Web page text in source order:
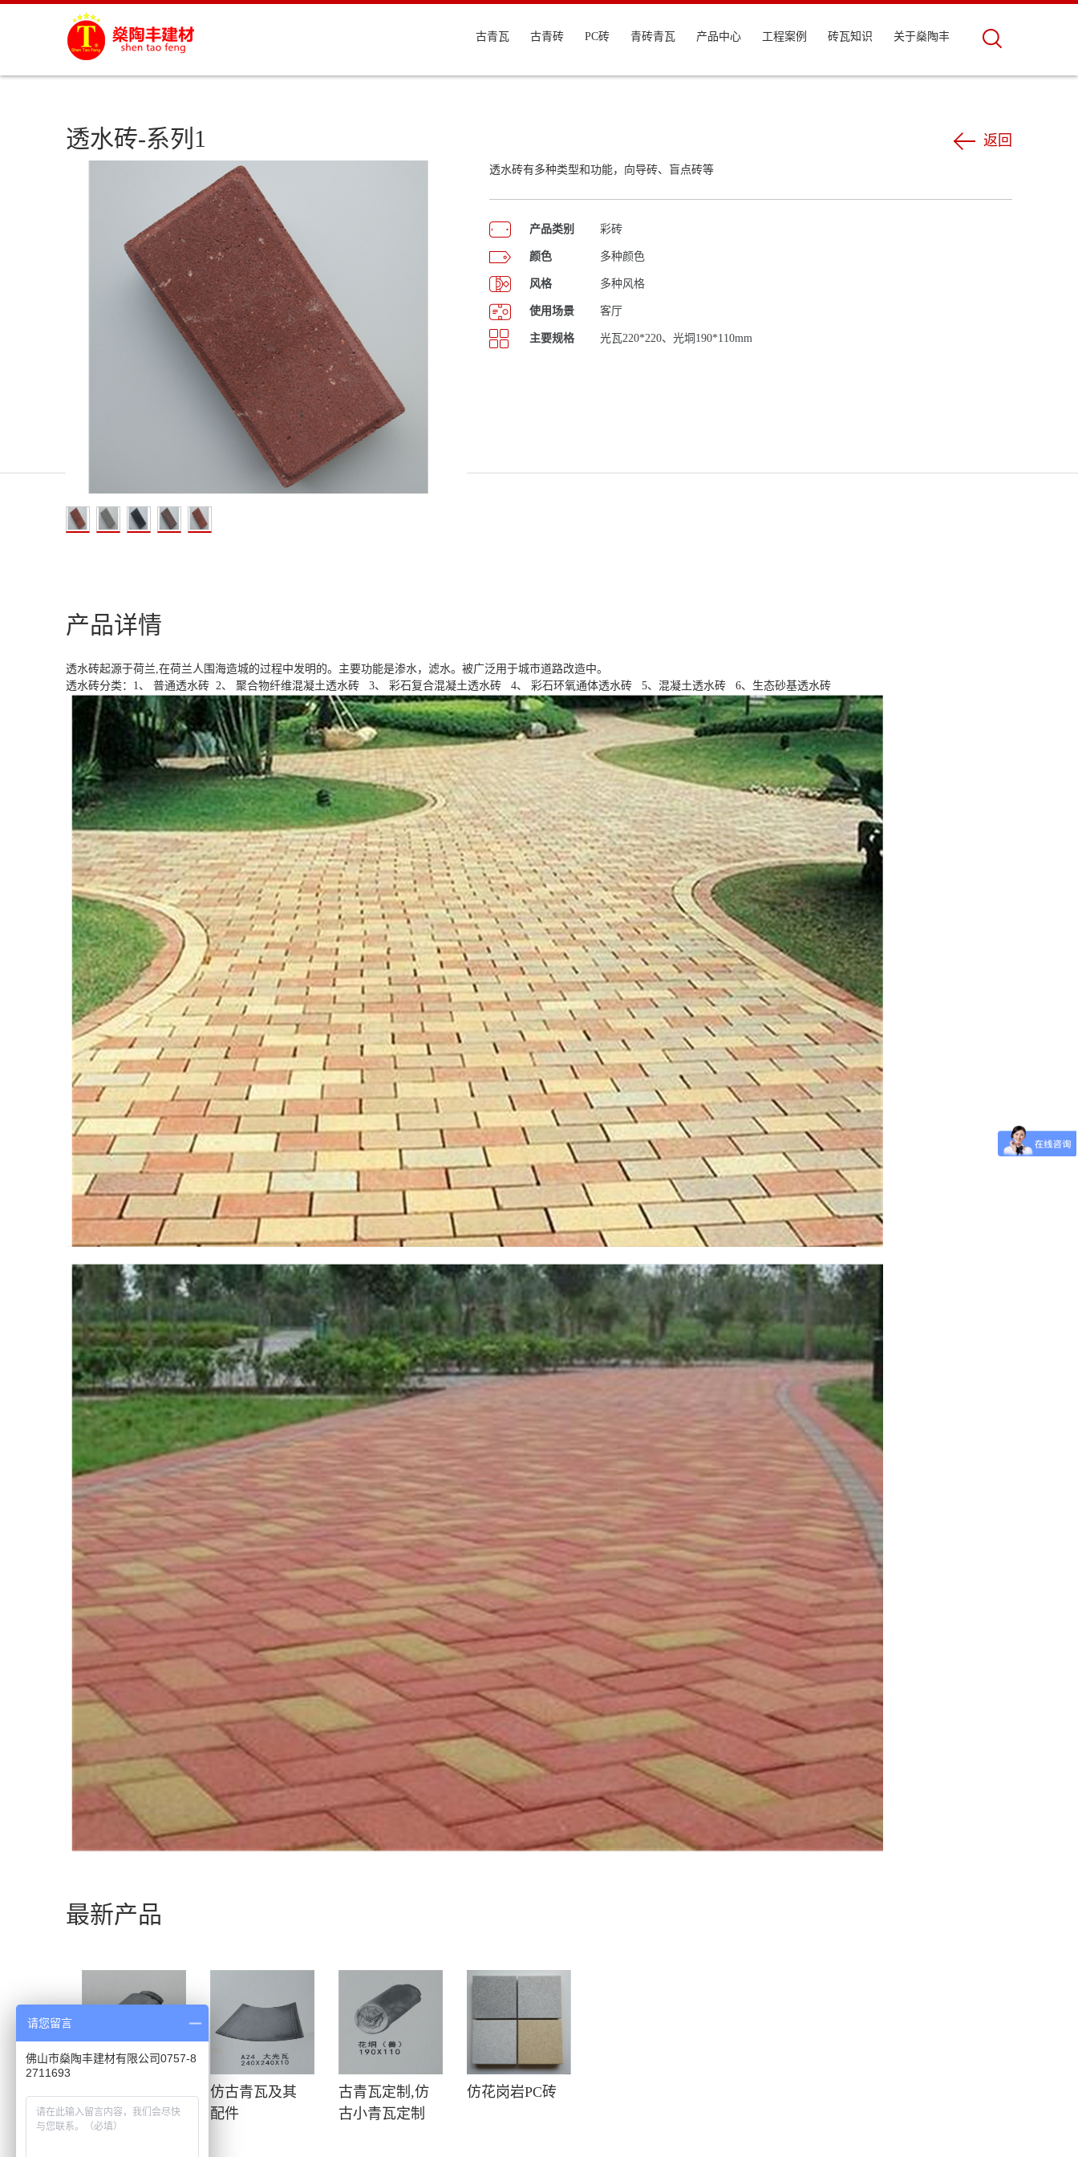
古青瓦 古青砖 PC砖 青砖青瓦 产品中心 工程案例 砖瓦知识 关于燊陶丰
透水砖-系列1 返回
透水砖有多种类型和功能，向导砖、盲点砖等
产品类别 彩砖
颜色 多种颜色
风格 多种风格
使用场景 客厅
主要规格 光瓦220*220、光垌190*110mm
产品详情
透水砖起源于荷兰,在荷兰人围海造城的过程中发明的。主要功能是渗水，滤水。被广泛用于城市道路改造中。
透水砖分类：1、 普通透水砖 2、 聚合物纤维混凝土透水砖 3、 彩石复合混凝土透水砖 4、 彩石环氧通体透水砖 5、混凝土透水砖 6、生态砂基透水砖
最新产品
古青瓦厂家，
各种古建瓦
仿古青瓦及其
配件
古青瓦定制,仿
古小青瓦定制
仿花岗岩PC砖
请您留言
佛山市燊陶丰建材有限公司0757-8
2711693